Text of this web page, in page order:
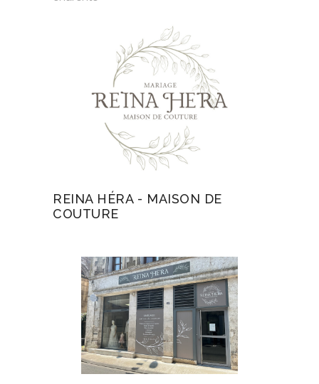
REINA HÉRA - MAISON DE
COUTURE